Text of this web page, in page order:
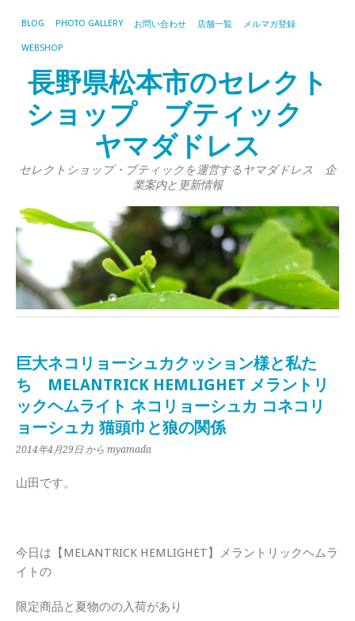
BLOG PHOTO GALLERY お問い合わせ 店舗一覧 メルマガ登録
WEBSHOP
長野県松本市のセレクト
ショップ ブティック
ヤマダドレス
セレクトショップ・ブティックを運営するヤマダドレス 企
業案内と更新情報
巨大ネコリョーシュカクッション様と私た
ち MELANTRICK HEMLIGHET メラントリ
ックヘムライト ネコリョーシュカ コネコリ
ョーシュカ 猫頭巾と狼の関係
2014年4月29日 から myamada
山田です。
今日は【MELANTRICK HEMLIGHET】メラントリックヘムラ
イトの
限定商品と夏物のの入荷があり